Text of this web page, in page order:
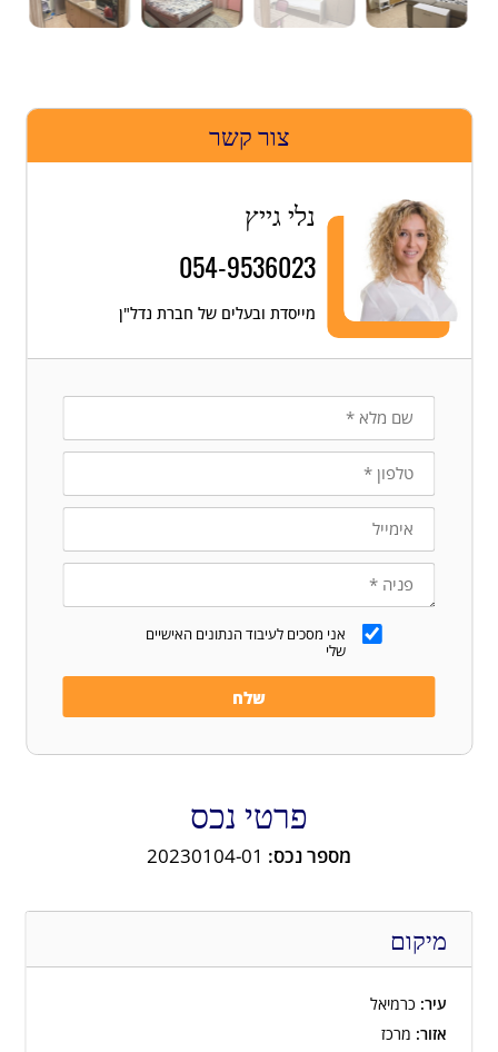
צור קשר
נלי גייץ
054-9536023
מייסדת ובעלים של חברת נדל"ן
אני מסכים לעיבוד הנתונים האישיים
שלי
פרטי נכס
מספר נכס: 20230104-01
מיקום
עיר: כרמיאל
אזור: מרכז